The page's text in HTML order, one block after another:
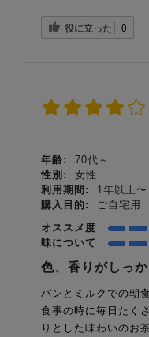
役に立った 0
年齢:
70代～
性別:
女性
利用期間:
1年以上〜
購入目的:
ご自宅用
オススメ度
味について
色、香りがしっか
パンとミルクでの朝
食事の時に毎日たく
りとした味わいのお